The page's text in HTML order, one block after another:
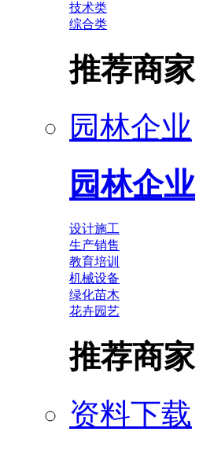
技术类
综合类
推荐商家
园林企业
园林企业
设计施工
生产销售
教育培训
机械设备
绿化苗木
花卉园艺
推荐商家
资料下载